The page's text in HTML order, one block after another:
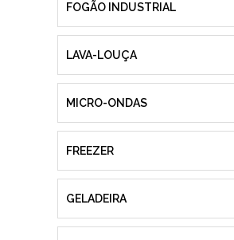
FOGÃO INDUSTRIAL
LAVA-LOUÇA
MICRO-ONDAS
FREEZER
GELADEIRA